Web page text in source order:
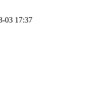
03 17:37